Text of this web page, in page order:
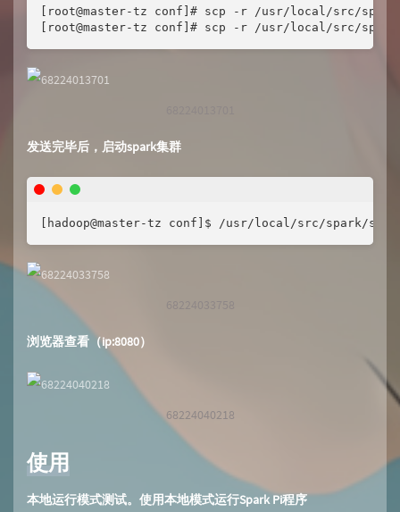
[root@master-tz conf]# scp -r /usr/local/src/
[root@master-tz conf]# scp -r /usr/local/src/
发送完毕后，启动spark集群
[hadoop@master-tz conf]$ /usr/local/src/spark/
68224033758
浏览器查看（ip:8080）
68224040218
使用
本地运行模式测试。使用本地模式运行Spark Pi程序